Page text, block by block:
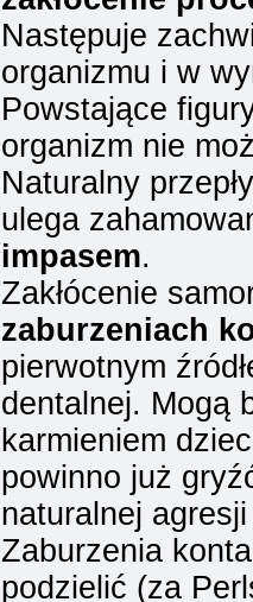
Następuje
organizmu i w
Powstające
organizm nie
Naturalny
ulega
impasem.
Zakłócenie
zaburzeniach
pierwotnym
dentalnej. Mogą
karmieniem
powinno już
naturalnej
Zaburzenia
podzielić (za